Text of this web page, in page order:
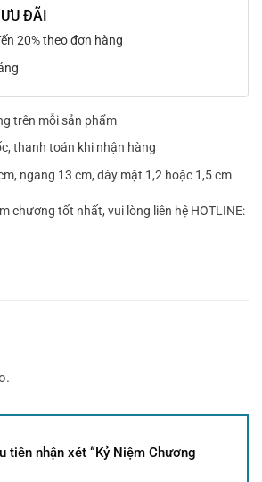
ĐÃI
20% theo đơn hàng
trên mỗi sản phẩm
thanh toán khi nhận hàng
ngang 13 cm, dày mặt 1,2 hoặc 1,5 cm
chương tốt nhất, vui lòng liên hệ HOTLINE:
tiên nhận xét “Kỷ Niệm Chương